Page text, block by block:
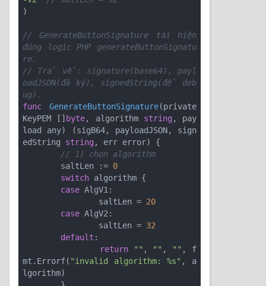
)
// GenerateButtonSignature tái hiện
đúng logic PHP generateButtonSignatu
re.
// Trả về: signature(base64), payl
oadJSON(đã ký), signedString(để deb
ug).
func
GenerateButtonSignature(private
KeyPEM [] byte, algorithm string , pay
load any)
(sigB64, payloadJSON, sign
edString string , err error)
{
// 1) chọn algorithm
	saltLen :=
0
switch algorithm {
case AlgV1:
		saltLen =
20
case AlgV2:
		saltLen =
32
default :
return
"" , "" , "" , f
mt.Errorf( "invalid algorithm: %s" , a
lgorithm)